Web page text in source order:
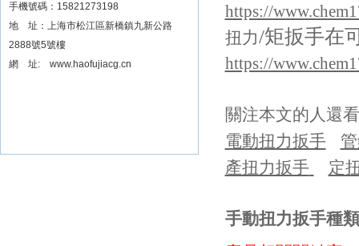
手機號碼：15821273198
地 址：上海市松江區新橋鎮九新公路
2888號5號樓
網 址: www.haofujiacg.cn
https://
扭力/矩扳手在
https://
關注本文的人還
電動扭力扳手
產扭力扳手
定
手動扭力扳手種